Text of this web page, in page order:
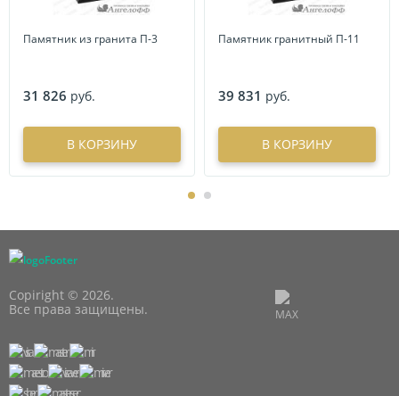
Памятник из гранита П-3
31 826 руб.
В КОРЗИНУ
Памятник гранитный П-11
39 831 руб.
В КОРЗИНУ
Copiright © 2026.
Все права защищены.